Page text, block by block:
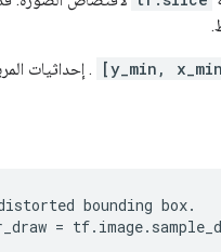
. إحداثيات
bounding box.
=